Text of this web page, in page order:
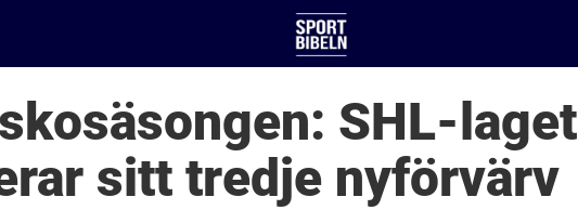
SHL-laget
sitt tredje nyförvärv